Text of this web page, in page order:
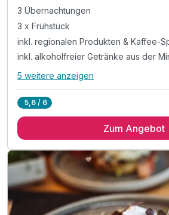
3 Übernachtungen
3 x Frühstück
inkl. regionalen Produkten & Kaffee-
inkl. alkoholfreier Getränke aus der
Alle Inklusivleistungen
inkl. alkoholfreier Getränke aus der
1 x erfrischendes Abschiedsgeschenk
inkl. W-LAN in allen Hotelbereichen
inkl. Nutzung der Saunalandschaft &
5 weitere anzeigen
5,6 / 6
Zum Angebot